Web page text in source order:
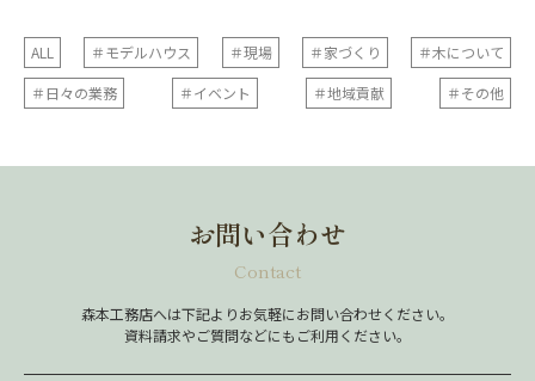
ALL ＃モデルハウス ＃現場 ＃家づくり
＃木について
＃日々の業務
＃イベント ＃地域貢献 ＃その他
お問い合わせ
Contact
森本工務店へは下記よりお気軽にお問い合わせください。
資料請求やご質問などにもご利用ください。